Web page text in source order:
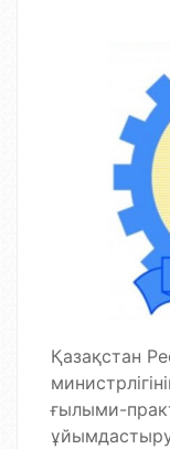
Қазақстан
ғылыми-